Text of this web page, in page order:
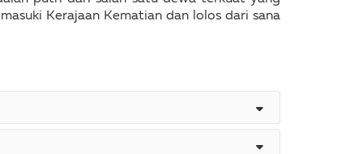
Kerajaan Kematian dan lolos dari sana